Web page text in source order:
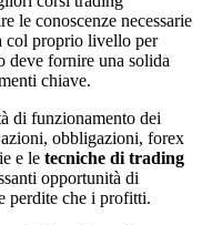
le conoscenze necessarie
col proprio livello per
deve fornire una solida
chiave.
di funzionamento dei
obbligazioni, forex
e le tecniche di trading
opportunità di
perdite che i profitti.